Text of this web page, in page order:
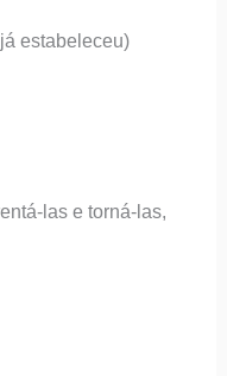
estabeleceu)
las e torná-las,